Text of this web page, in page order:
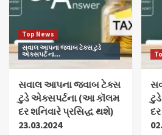
Top News
સવાલ આપના જવાબ ટેક્સ ટુડે
એક્સપર્ટ ના...
સવાલ આપના જવાબ ટેક્સ
ટુડે એક્સપર્ટના (આ કૉલમ
દર શનિવારે પ્રસિદ્ધ થશે)
23.03.2024